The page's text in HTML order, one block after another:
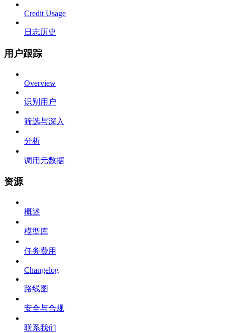
Credit Usage
日志历史
用户跟踪
Overview
识别用户
筛选与深入
分析
调用元数据
资源
概述
模型库
任务费用
Changelog
路线图
安全与合规
联系我们